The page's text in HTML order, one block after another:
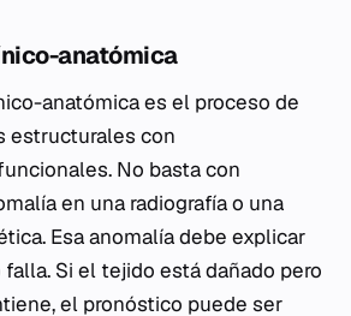
anatómica
anatómica es el proceso de
estructurales con
No basta con
en una radiografía o una
Esa anomalía debe explicar
Si el tejido está dañado pero
el pronóstico puede ser